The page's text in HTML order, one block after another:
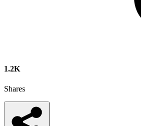
1.2K
Shares